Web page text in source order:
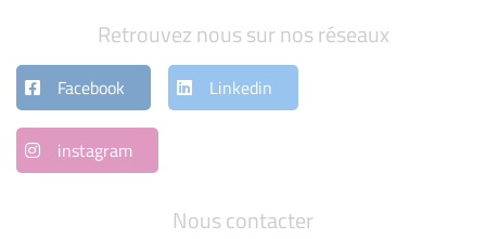
Nous contacter
Retrouvez nous sur nos réseaux
Facebook Linkedin
instagram